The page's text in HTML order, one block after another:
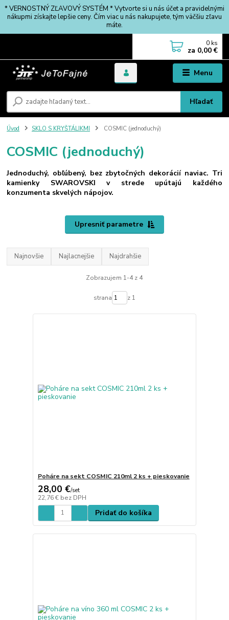
* VERNOSTNÝ ZĽAVOVÝ SYSTÉM * Vytvorte si u nás účet a pravidelnými
nákupmi získajte lepšie ceny. Čím viac u nás nakupujete, tým väčšiu zľavu
máte.
Menu
Hľadať
0 ks
za 0,00 €
Úvod SKLO S KRYŠTÁLIKMI COSMIC (jednoduchý)
COSMIC (jednoduchý)
Jednoduchý, obľúbený, bez zbytočných dekorácií naviac. Tri
kamienky SWAROVSKI v strede upútajú každého
konzumenta skvelých nápojov.
Upresniť parametre
Najnovšie Najlacnejšie Najdrahšie
Zobrazujem 1-4 z 4
strana z 1
Poháre na sekt COSMIC 210ml 2 ks + pieskovanie
28,00 €/set
22,76 € bez DPH
Pridať do košíka